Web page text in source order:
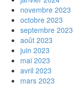
novembre 2023
octobre 2023
septembre 2023
août 2023
juin 2023
mai 2023
avril 2023
mars 2023